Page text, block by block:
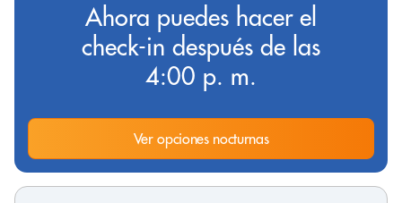
Ahora puedes hacer el
check-in después de las
4:00 p. m.
Ver opciones nocturnas